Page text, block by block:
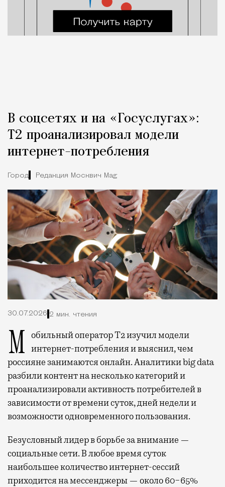
В соцсетях и на «Госуслугах»:
Т2 проанализировал модели
интернет-потребления
Город Редакция Москвич Mag
30.07.2026 2 мин. чтения
Мобильный оператор Т2 изучил модели интернет-потребления и выяснил, чем
россияне занимаются онлайн. Аналитики big data
разбили контент на несколько категорий и
проанализировали активность потребителей в
зависимости от времени суток, дней недели и
возможности одновременного пользования.
Безусловный лидер в борьбе за внимание —
социальные сети. В любое время суток
наибольшее количество интернет-сессий
приходится на мессенджеры — около 60−65%